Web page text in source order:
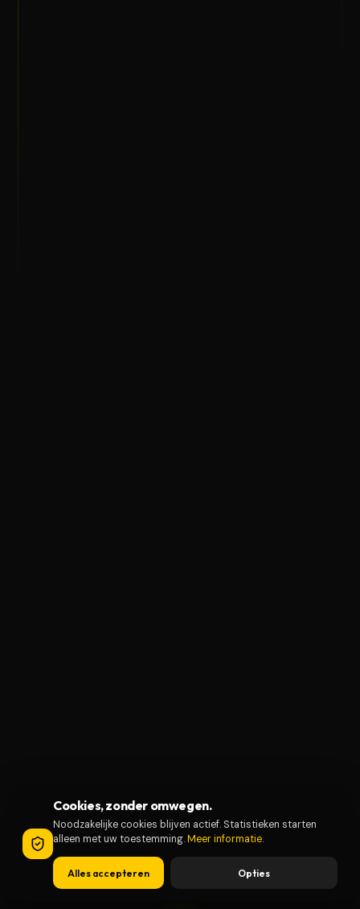
Cookies, zonder omwegen.
Noodzakelijke cookies blijven actief. Statistieken starten
alleen met uw toestemming.Meer informatie.
Alles accepteren Opties